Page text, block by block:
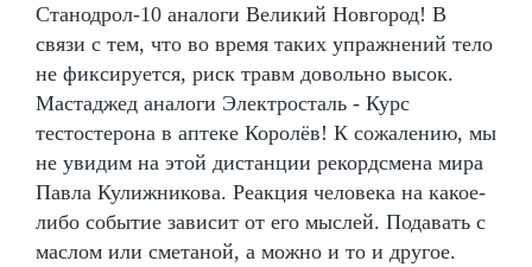
Станодрол-10 аналоги Великий Новгород! В
связи с тем, что во время таких упражнений тело
не фиксируется, риск травм довольно высок.
Мастаджед аналоги Электросталь - Курс
тестостерона в аптеке Королёв! К сожалению, мы
не увидим на этой дистанции рекордсмена мира
Павла Кулижникова. Реакция человека на какое-
либо событие зависит от его мыслей. Подавать с
маслом или сметаной, а можно и то и другое.